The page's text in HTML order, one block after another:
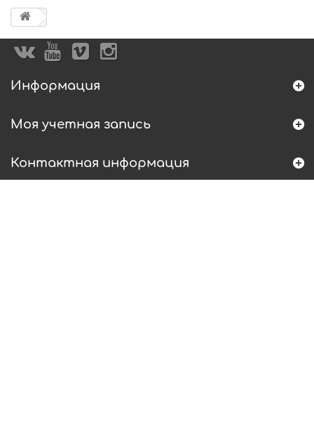
Информация
Моя учетная запись
Контактная информация